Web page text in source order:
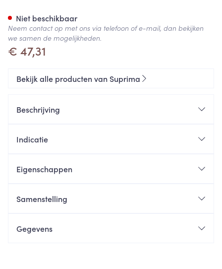
€ 47,31
Niet beschikbaar
Neem contact op met ons via telefoon of e-mail, dan bekijken
we samen de mogelijkheden.
Bekijk alle producten van Suprima
Beschrijving
Indicatie
Eigenschappen
Verpakking:
Samenstelling
Gegevens